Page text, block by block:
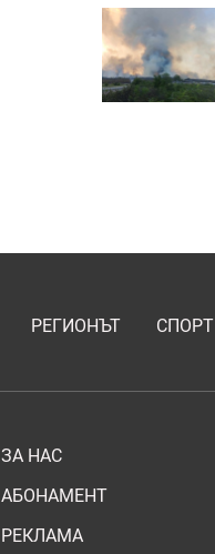
РЕГИОНЪТ СПОРТ
ЗА НАС
АБОНАМЕНТ
РЕКЛАМА